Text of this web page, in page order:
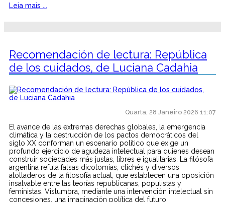
Leia mais ...
Recomendación de lectura: República
de los cuidados, de Luciana Cadahia
Quarta, 28 Janeiro 2026 11:07
El avance de las extremas derechas globales, la emergencia
climática y la destrucción de los pactos democráticos del
siglo XX conforman un escenario político que exige un
profundo ejercicio de agudeza intelectual para quienes desean
construir sociedades más justas, libres e igualitarias. La filósofa
argentina refuta falsas dicotomías, clichés y diversos
atolladeros de la filosofía actual, que establecen una oposición
insalvable entre las teorías republicanas, populistas y
feministas. Vislumbra, mediante una intervención intelectual sin
concesiones, una imaginación política del futuro.